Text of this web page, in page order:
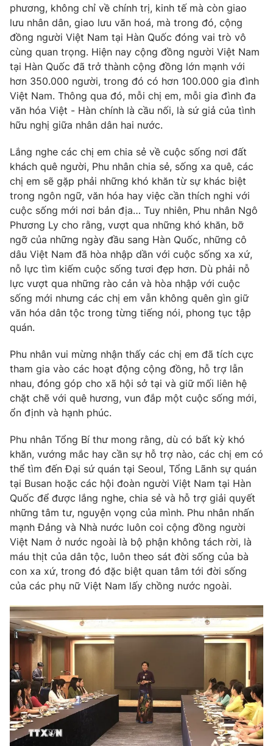
Chuyên mục khác
Emagazine Podcast
Photo Infographic
Video Shorts video
VTV Sức khoẻ Bất động sản
Thị trường 24h Tấm lòng Việt
VTV4 Vươn mình bằng AI
VTV9 VTV8
Liên hệ tòa soạn English
THỜI BÁO VTV
Theo dõi báo trên
Cơ quan chủ quản:Đài Truyền hình Việt Nam
Cơ quan báo chí: Thời báo VTV
Giấy phép hoạt động báo in và báo điện tử số 483/GP-BTTTT
cấp ngày 29/12/2023
Tổng Biên tập: Vũ Thanh Thủy
Phó Tổng Biên tập:
Nguyễn Thị Mỹ Hạnh, Phạm Quốc Thắng,
Nguyễn Trọng Ninh
Tổng đài VTV:
024.38 355 931 - 024.38 355 932
Email:toasoan@vtv.vn
Liên hệ quảng cáo:024-7300.7108
phương, không chỉ về chính trị, kinh tế mà còn giao
lưu nhân dân, giao lưu văn hoá, mà trong đó, cộng
đồng người Việt Nam tại Hàn Quốc đóng vai trò vô
cùng quan trọng. Hiện nay cộng đồng người Việt Nam
tại Hàn Quốc đã trở thành cộng đồng lớn mạnh với
hơn 350.000 người, trong đó có hơn 100.000 gia đình
Việt Nam. Thông qua đó, mỗi chị em, mỗi gia đình đa
văn hóa Việt - Hàn chính là cầu nối, là sứ giả của tình
hữu nghị giữa nhân dân hai nước.
Lắng nghe các chị em chia sẻ về cuộc sống nơi đất
khách quê người, Phu nhân chia sẻ, sống xa quê, các
chị em sẽ gặp phải những khó khăn từ sự khác biệt
trong ngôn ngữ, văn hóa hay việc cần thích nghi với
cuộc sống mới nơi bản địa… Tuy nhiên, Phu nhân Ngô
Phương Ly cho rằng, vượt qua những khó khăn, bỡ
ngỡ của những ngày đầu sang Hàn Quốc, những cô
dâu Việt Nam đã hòa nhập dần với cuộc sống xa xứ,
nỗ lực tìm kiếm cuộc sống tươi đẹp hơn. Dù phải nỗ
lực vượt qua những rào cản và hòa nhập với cuộc
sống mới nhưng các chị em vẫn không quên gìn giữ
văn hóa dân tộc trong từng tiếng nói, phong tục tập
quán.
Phu nhân vui mừng nhận thấy các chị em đã tích cực
tham gia vào các hoạt động cộng đồng, hỗ trợ lẫn
nhau, đóng góp cho xã hội sở tại và giữ mối liên hệ
chặt chẽ với quê hương, vun đắp một cuộc sống mới,
ổn định và hạnh phúc.
Phu nhân Tổng Bí thư mong rằng, dù có bất kỳ khó
khăn, vướng mắc hay cần sự hỗ trợ nào, các chị em có
thể tìm đến Đại sứ quán tại Seoul, Tổng Lãnh sự quán
tại Busan hoặc các hội đoàn người Việt Nam tại Hàn
Quốc để được lắng nghe, chia sẻ và hỗ trợ giải quyết
những tâm tư, nguyện vọng của mình. Phu nhân nhấn
mạnh Đảng và Nhà nước luôn coi cộng đồng người
Việt Nam ở nước ngoài là bộ phận không tách rời, là
máu thịt của dân tộc, luôn theo sát đời sống của bà
con xa xứ, trong đó đặc biệt quan tâm tới đời sống
của các phụ nữ Việt Nam lấy chồng nước ngoài.